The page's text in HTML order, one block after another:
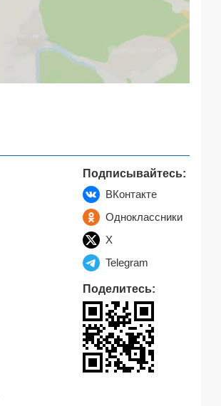
Подписывайтесь:
ВКонтакте
Одноклассники
X
Telegram
Поделитесь: